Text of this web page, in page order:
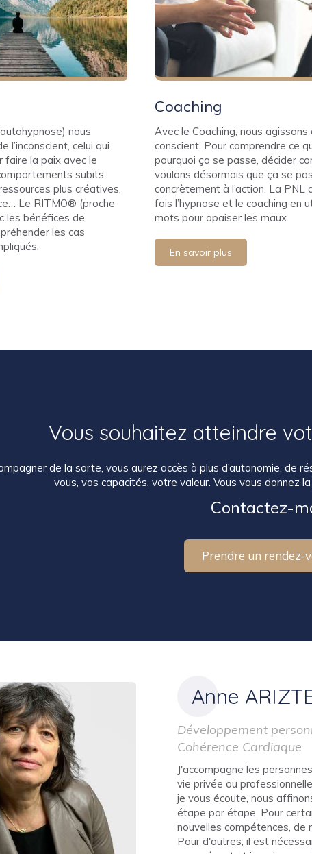
nous
l’inconscient, celui qui
faire la paix avec le
subits,
plus créatives,
Le RITMO® (proche
les bénéfices de
les cas
Coaching
Avec le Coaching, nous agissons
conscient. Pour comprendre ce
pourquoi ça se passe, décider
voulons désormais que ça se
concrètement à l’action. La PNL
fois l’hypnose et le coaching en
mots pour apaiser les maux.
En savoir plus
Vous souhaitez atteindre
de la sorte, vous aurez accès à plus d’autonomie, de
vous, vos capacités, votre valeur. Vous vous donnez
Contactez-
Prendre un rendez-
Anne
Développement
Cohérence Cardiaque
J'accompagne les
vie privée ou
je vous écoute, nous
étape par étape. Pour
nouvelles compétences, de
Pour d'autres, il est